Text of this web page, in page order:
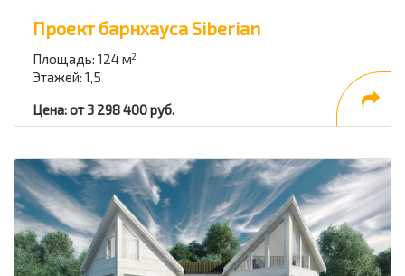
Проект барнхауса Siberian
Площадь: 124 м2
Этажей: 1,5
Цена: от 3 298 400 руб.